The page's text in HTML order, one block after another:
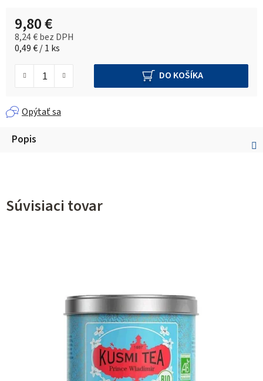
9,80 €
8,24 € bez DPH
Jednotková cena:
0,49 € / 1 ks
DO KOŠÍKA
Opýtať sa
Popis
Súvisiaci tovar